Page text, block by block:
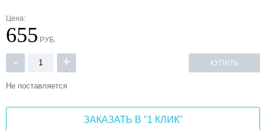
Цена:
655 РУБ.
- + КУПИТЬ
Не поставляется
ЗАКАЗАТЬ В "1 КЛИК"